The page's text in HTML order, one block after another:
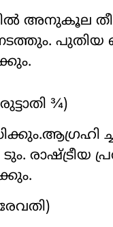
അനുകൂല
പുതിയ
¾)
ച്ച
ടും. രാഷ്ട്രീയ